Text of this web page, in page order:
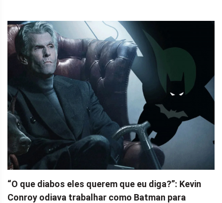
“O que diabos eles querem que eu diga?”: Kevin
Conroy odiava trabalhar como Batman para